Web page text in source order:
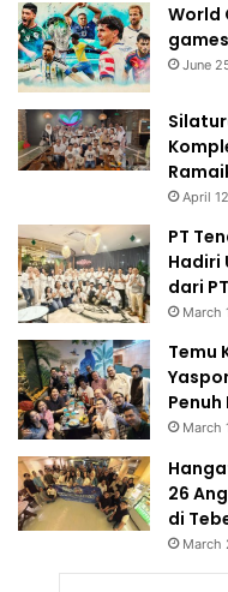
World
June
April
PT
Hadiri
dari
March
Temu
March
26
di
March